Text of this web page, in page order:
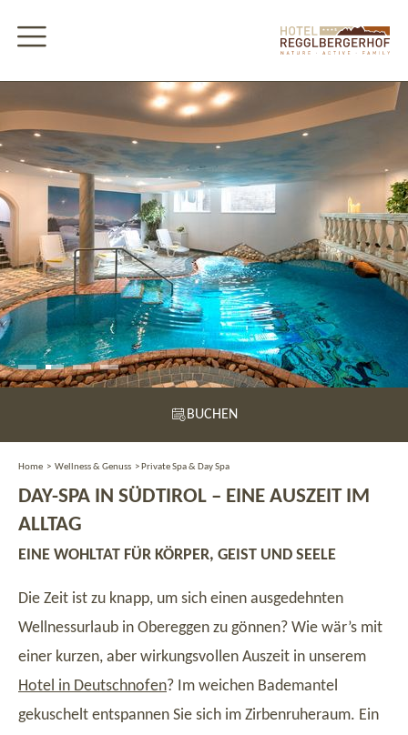
BUCHEN
Home > Wellness & Genuss > Private Spa & Day Spa
DAY-SPA IN SÜDTIROL – EINE AUSZEIT IM
ALLTAG
EINE WOHLTAT FÜR KÖRPER, GEIST UND SEELE
Die Zeit ist zu knapp, um sich einen ausgedehnten
Wellnessurlaub in Obereggen zu gönnen? Wie wär’s mit
einer kurzen, aber wirkungsvollen Auszeit in unserem
Hotel in Deutschnofen? Im weichen Bademantel
gekuschelt entspannen Sie sich im Zirbenruheraum. Ein